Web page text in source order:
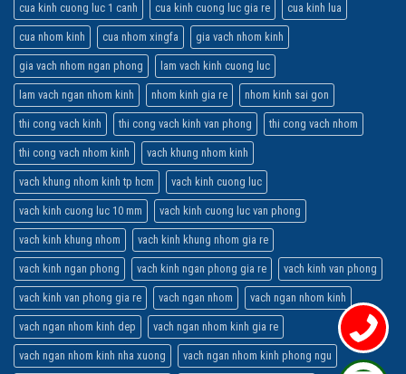
cua kinh cuong luc 1 canh cua kinh cuong luc gia re cua kinh lua
cua nhom kinh cua nhom xingfa gia vach nhom kinh
gia vach nhom ngan phong lam vach kinh cuong luc
lam vach ngan nhom kinh nhom kinh gia re nhom kinh sai gon
thi cong vach kinh thi cong vach kinh van phong thi cong vach nhom
thi cong vach nhom kinh vach khung nhom kinh
vach khung nhom kinh tp hcm vach kinh cuong luc
vach kinh cuong luc 10 mm vach kinh cuong luc van phong
vach kinh khung nhom vach kinh khung nhom gia re
vach kinh ngan phong vach kinh ngan phong gia re vach kinh van phong
vach kinh van phong gia re vach ngan nhom vach ngan nhom kinh
vach ngan nhom kinh dep vach ngan nhom kinh gia re
vach ngan nhom kinh nha xuong vach ngan nhom kinh phong ngu